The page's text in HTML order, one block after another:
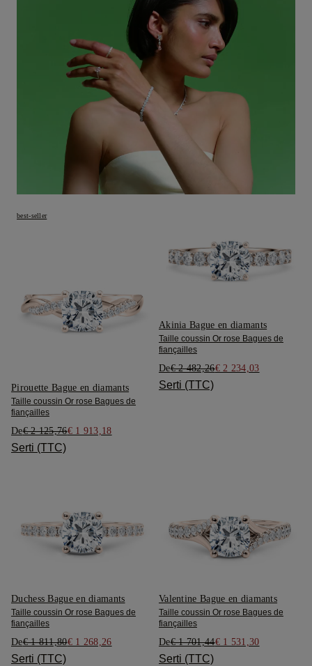
best-seller
Pirouette Bague en diamants
Taille coussin Or rose Bagues de
fiançailles
De€ 2 125,76€ 1 913,18
Serti (TTC)
Akinia Bague en diamants
Taille coussin Or rose Bagues de
fiançailles
De€ 2 482,26€ 2 234,03
Serti (TTC)
Duchess Bague en diamants
Taille coussin Or rose Bagues de
fiançailles
De€ 1 811,80€ 1 268,26
Serti (TTC)
Valentine Bague en diamants
Taille coussin Or rose Bagues de
fiançailles
De€ 1 701,44€ 1 531,30
Serti (TTC)